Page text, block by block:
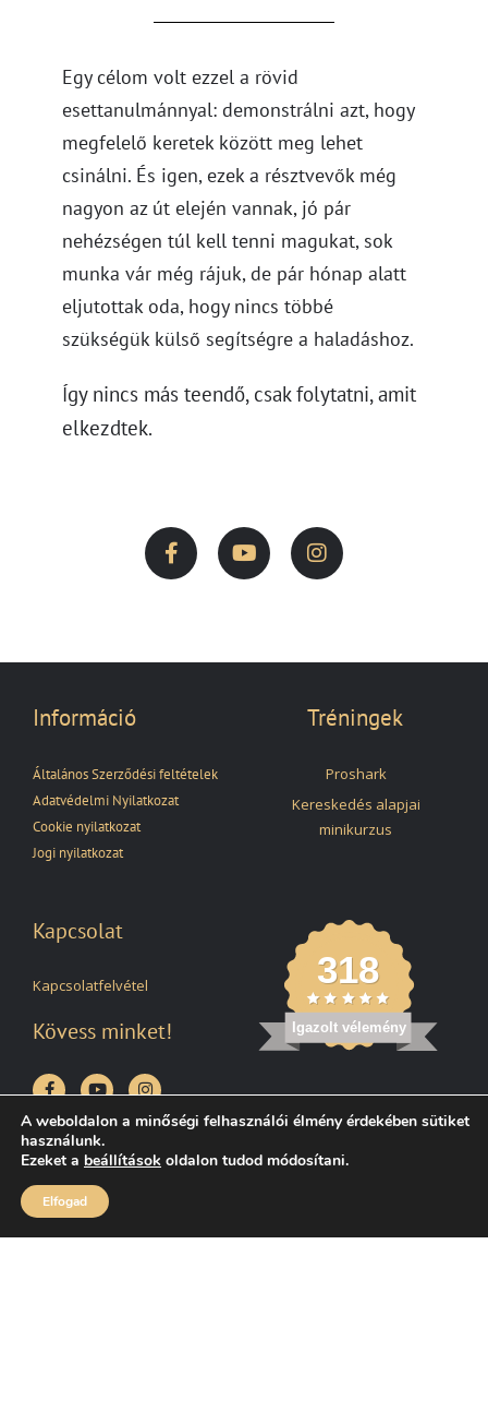
Egy célom volt ezzel a rövid
esettanulmánnyal: demonstrálni azt, hogy
megfelelő keretek között meg lehet
csinálni. És igen, ezek a résztvevők még
nagyon az út elején vannak, jó pár
nehézségen túl kell tenni magukat, sok
munka vár még rájuk, de pár hónap alatt
eljutottak oda, hogy nincs többé
szükségük külső segítségre a haladáshoz.
Így nincs más teendő, csak folytatni, amit
elkezdtek.
Információ
Általános Szerződési feltételek
Adatvédelmi Nyilatkozat
Cookie nyilatkozat
Jogi nyilatkozat
Tréningek
Proshark
Kereskedés alapjai
minikurzus
Kapcsolat
Kapcsolatfelvétel
Kövess minket!
318
Igazolt vélemény
Kiemelt partnereink
A weboldalon a minőségi felhasználói élmény érdekében sütiket
használunk.
Ezeket a beállítások oldalon tudod módosítani.
Elfogad